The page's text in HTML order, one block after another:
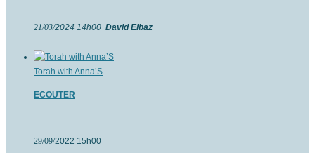
21/03/2024 14h00 David Elbaz
Torah with Anna’S
ECOUTER
29/09/2022 15h00